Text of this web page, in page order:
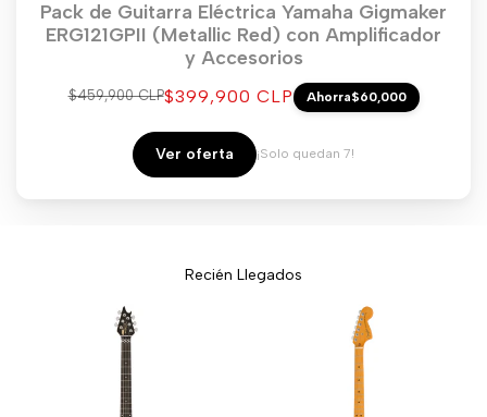
Pack de Guitarra Eléctrica Yamaha Gigmaker
ERG121GPII (Metallic Red) con Amplificador
y Accesorios
Precio
$459,900 CLPPrecio
venta
$399,900 CLP Ahorra$60,000
Ver oferta ¡Solo quedan 7!
Recién Llegados